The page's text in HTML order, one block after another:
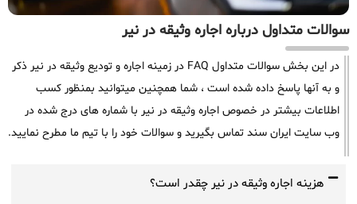
سوالات متداول درباره اجاره وثیقه در نیر
در این بخش سوالات متداول FAQ در زمینه اجاره و تودیع وثیقه در نیر ذکر
و به آنها پاسخ داده شده است ، شما همچنین میتوانید بمنظور کسب
اطلاعات بیشتر در خصوص اجاره وثیقه در نیر با شماره های درج شده در
وب سایت ایران سند تماس بگیرید و سوالات خود را با تیم ما مطرح نمایید.
هزینه اجاره وثیقه در نیر چقدر است؟